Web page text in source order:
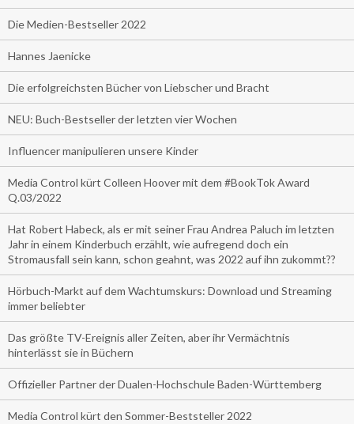
Die Medien-Bestseller 2022
Hannes Jaenicke
Die erfolgreichsten Bücher von Liebscher und Bracht
NEU: Buch-Bestseller der letzten vier Wochen
Influencer manipulieren unsere Kinder
Media Control kürt Colleen Hoover mit dem #BookTok Award
Q.03/2022
Hat Robert Habeck, als er mit seiner Frau Andrea Paluch im letzten
Jahr in einem Kinderbuch erzählt, wie aufregend doch ein
Stromausfall sein kann, schon geahnt, was 2022 auf ihn zukommt??
Hörbuch-Markt auf dem Wachtumskurs: Download und Streaming
immer beliebter
Das größte TV-Ereignis aller Zeiten, aber ihr Vermächtnis
hinterlässt sie in Büchern
Offizieller Partner der Dualen-Hochschule Baden-Württemberg
Media Control kürt den Sommer-Beststeller 2022